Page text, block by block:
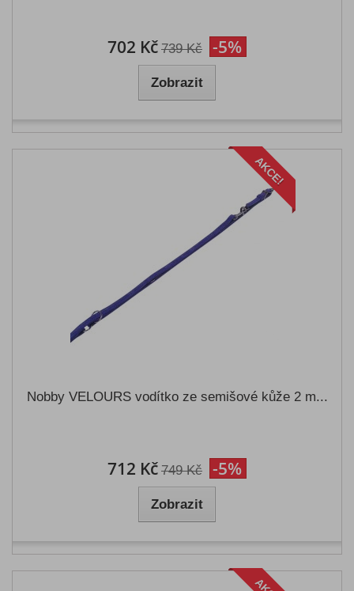
702 Kč 739 Kč -5%
Zobrazit
AKCE!
Nobby VELOURS vodítko ze semišové kůže 2 m...
712 Kč 749 Kč -5%
Zobrazit